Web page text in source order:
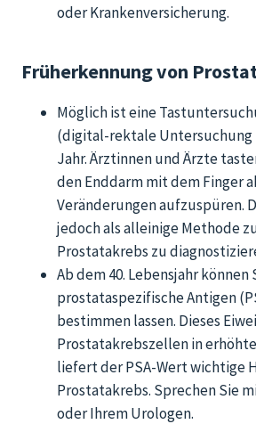
oder Krankenversicherung.
Früherkennung von
Möglich ist eine
(digital-rektale Untersuchung
Jahr. Ärztinnen und Ärzte
den Enddarm mit dem Finger
Veränderungen aufzuspüren.
jedoch als alleinige Methode
Prostatakrebs zu
Abdem 40. Lebensjahrkönnen
prostataspezifische Antigen
bestimmen lassen. Dieses
Prostatakrebszellen in
liefert der PSA-Wert wichtige
Prostatakrebs. Sprechen Sie
oder Ihrem Urologen.